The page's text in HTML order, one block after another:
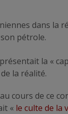
dans la
pétrole.
la «
la réalité.
cours de ce
« le culte de la